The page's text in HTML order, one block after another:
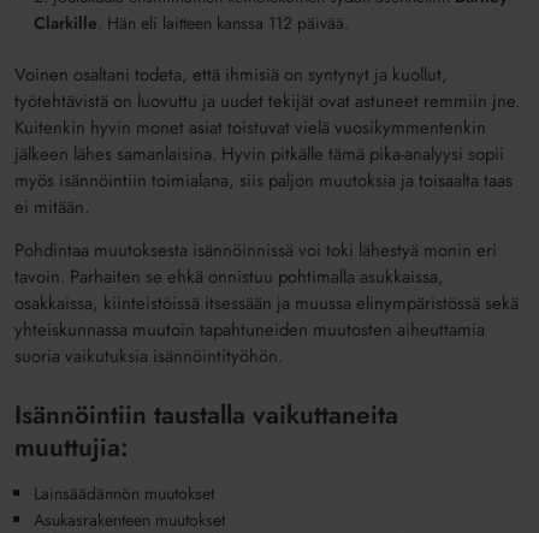
Clarkille. Hän eli laitteen kanssa 112 päivää.
Voinen osaltani todeta, että ihmisiä on syntynyt ja kuollut,
työtehtävistä on luovuttu ja uudet tekijät ovat astuneet remmiin jne.
Kuitenkin hyvin monet asiat toistuvat vielä vuosikymmentenkin
jälkeen lähes samanlaisina. Hyvin pitkälle tämä pika-analyysi sopii
myös isännöintiin toimialana, siis paljon muutoksia ja toisaalta taas
ei mitään.
Pohdintaa muutoksesta isännöinnissä voi toki lähestyä monin eri
tavoin. Parhaiten se ehkä onnistuu pohtimalla asukkaissa,
osakkaissa, kiinteistöissä itsessään ja muussa elinympäristössä sekä
yhteiskunnassa muutoin tapahtuneiden muutosten aiheuttamia
suoriavaikutuksia isännöintityöhön.
Isännöintiin taustalla vaikuttaneita
muuttujia:
Lainsäädännön muutokset
Asukasrakenteen muutokset